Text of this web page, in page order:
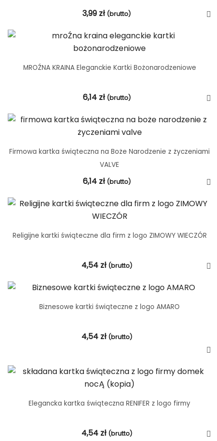
3,99 zł (brutto)
MROŹNA KRAINA Eleganckie Kartki Bożonarodzeniowe
6,14 zł (brutto)
Firmowa kartka świąteczna na Boże Narodzenie z życzeniami
VALVE
6,14 zł (brutto)
Religijne kartki świąteczne dla firm z logo ZIMOWY WIECZÓR
4,54 zł (brutto)
Biznesowe kartki świąteczne z logo AMARO
4,54 zł (brutto)
Elegancka kartka świąteczna RENIFER z logo firmy
4,54 zł (brutto)